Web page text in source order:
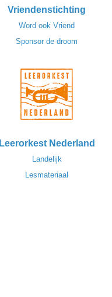
Vriendenstichting
Word ook Vriend
Sponsor de droom
Leerorkest Nederland
Landelijk
Lesmateriaal